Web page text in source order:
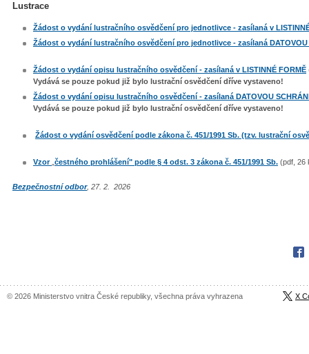
Lustrace
Žádost o vydání lustračního osvědčení pro jednotlivce - zasílaná v
Žádost o vydání lustračního osvědčení pro jednotlivce - zasílaná DATOVOU
Žádost o vydání opisu lustračního osvědčení - zasílaná v LISTINNÉ FORMĚ
Vydává se pouze pokud již bylo lustrační osvědčení dříve vystaveno!
Žádost o vydání opisu lustračního osvědčení - zasílaná DATOVOU
Vydává se pouze pokud již bylo lustrační osvědčení dříve vystaveno!
Žádost o vydání osvědčení podle zákona č. 451/1991 Sb. (tzv. lustrační
Vzor čestného prohlášení" podle § 4 odst. 3 zákona č. 451/1991 Sb. (pdf, 26
Bezpečnostní odbor, 27. 2. 2026
© 2026 Ministerstvo vnitra České republiky, všechna práva vyhrazena X